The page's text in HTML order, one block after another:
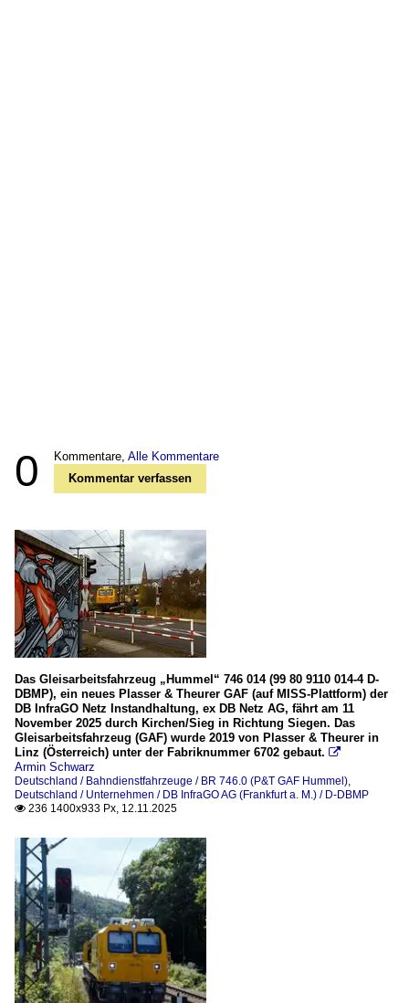
0 Kommentare, Alle Kommentare
Kommentar verfassen
Das Gleisarbeitsfahrzeug „Hummel“ 746 014 (99 80 9110 014-4 D-
DBMP), ein neues Plasser & Theurer GAF (auf MISS-Plattform) der
DB InfraGO Netz Instandhaltung, ex DB Netz AG, fährt am 11
November 2025 durch Kirchen/Sieg in Richtung Siegen. Das
Gleisarbeitsfahrzeug (GAF) wurde 2019 von Plasser & Theurer in
Linz (Österreich) unter der Fabriknummer 6702 gebaut. 
Armin Schwarz
Deutschland / Bahndienstfahrzeuge / BR 746.0 (P&T GAF Hummel),
Deutschland / Unternehmen / DB InfraGO AG (Frankfurt a. M.) / D-DBMP
 236 1400x933 Px, 12.11.2025